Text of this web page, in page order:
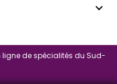

ligne de spécialités du Sud-